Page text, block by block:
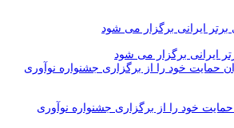
ایرانی برگزار می شود
خود را از برگزاری جشنواره نوآوری